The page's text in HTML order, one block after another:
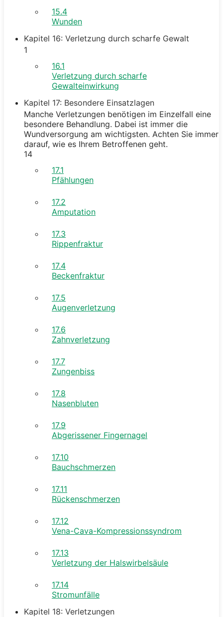
15.4
Wunden
Kapitel 16: Verletzung durch scharfe Gewalt
1
16.1
Verletzung durch scharfe
Gewalteinwirkung
Kapitel 17: Besondere Einsatzlagen
Manche Verletzungen benötigen im Einzelfall eine
besondere Behandlung. Dabei ist immer die
Wundversorgung am wichtigsten. Achten Sie immer
darauf, wie es Ihrem Betroffenen geht.
14
17.1
Pfählungen
17.2
Amputation
17.3
Rippenfraktur
17.4
Beckenfraktur
17.5
Augenverletzung
17.6
Zahnverletzung
17.7
Zungenbiss
17.8
Nasenbluten
17.9
Abgerissener Fingernagel
17.10
Bauchschmerzen
17.11
Rückenschmerzen
17.12
Vena-Cava-Kompressionssyndrom
17.13
Verletzung der Halswirbelsäule
17.14
Stromunfälle
Kapitel 18: Verletzungen